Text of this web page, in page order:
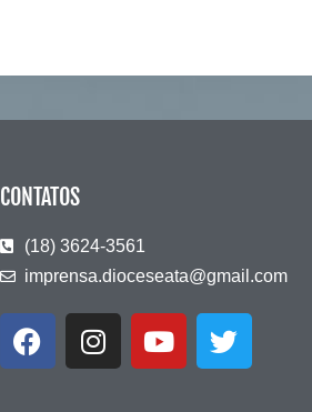
CONTATOS
(18) 3624-3561
imprensa.dioceseata@gmail.com